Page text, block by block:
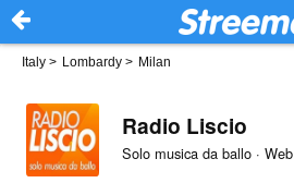
Italy > Lombardy > Milan
Radio Liscio
Solo musica da ballo · Web